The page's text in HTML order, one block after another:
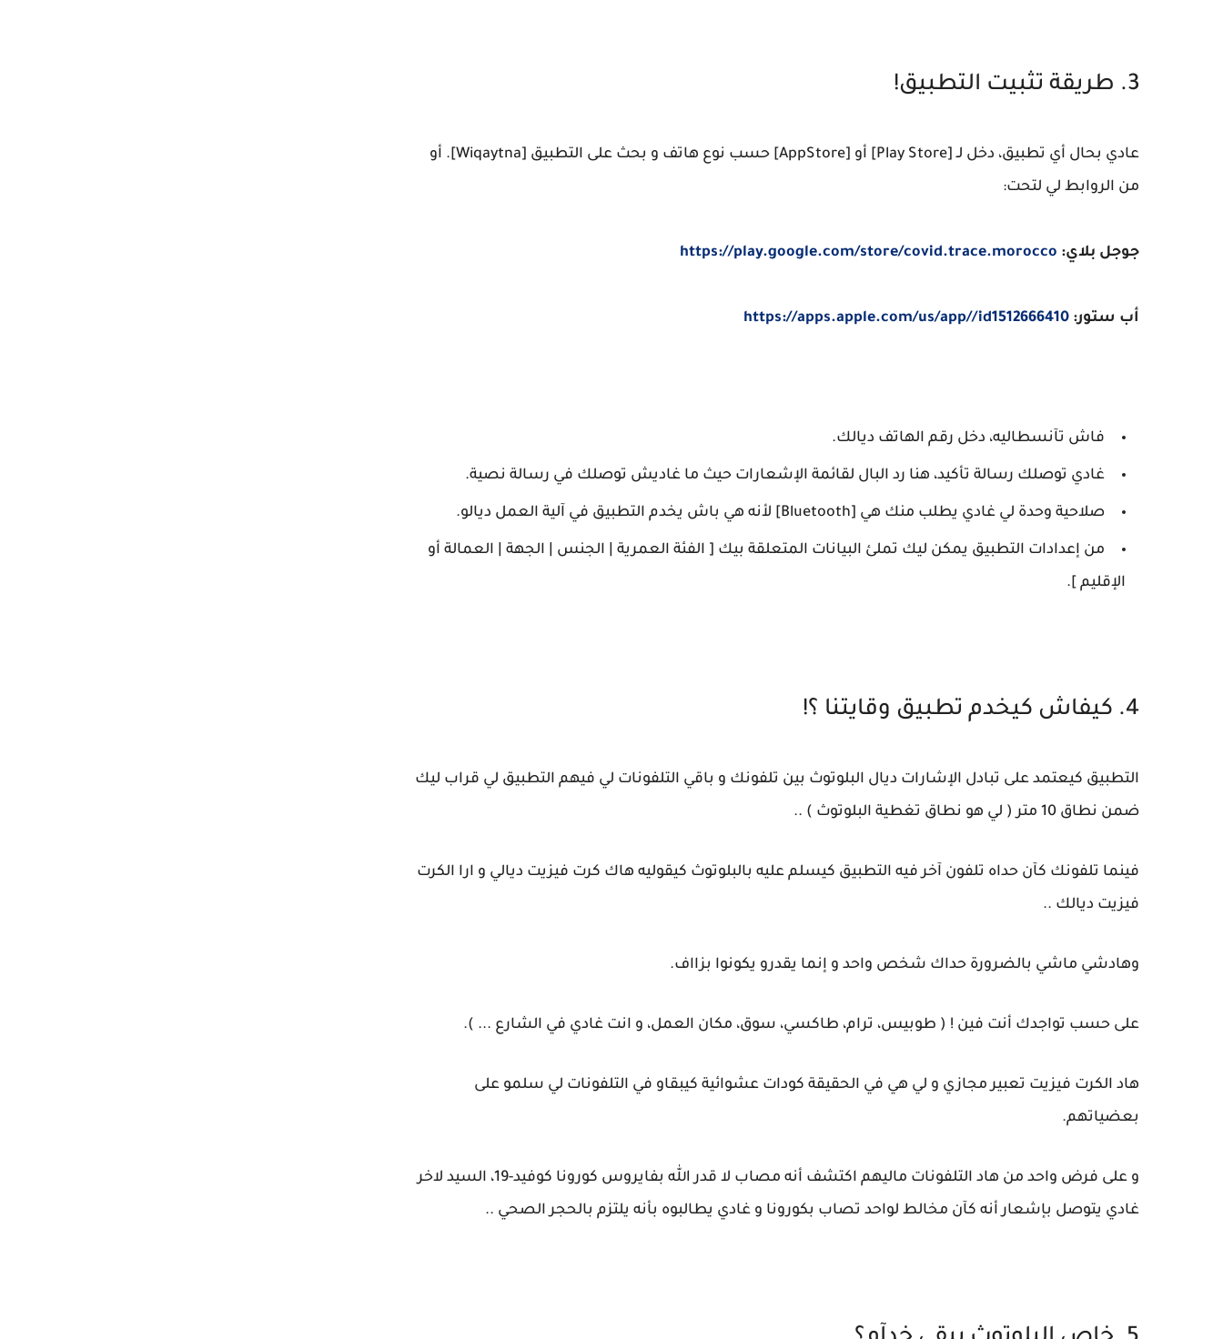
3. طريقة تثبيت التطبيق!
عادي بحال أي تطبيق، دخل لـ [Play Store] أو [AppStore] حسب نوع هاتف و بحث على التطبيق [Wiqaytna]. أو
من الروابط لي لتحت:
جوجل بلاي: https://play.google.com/store/covid.trace.morocco
أب ستور: https://apps.apple.com/us/app//id1512666410
فاش تآنسطاليه، دخل رقم الهاتف ديالك.
غادي توصلك رسالة تأكيد، هنا رد البال لقائمة الإشعارات حيث ما غاديش توصلك في رسالة نصية.
صلاحية وحدة لي غادي يطلب منك هي [Bluetooth] لأنه هي باش يخدم التطبيق في آلية العمل ديالو.
من إعدادات التطبيق يمكن ليك تملئ البيانات المتعلقة بيك [ الفئة العمرية | الجنس | الجهة | العمالة أو
الإقليم ].
4. كيفاش كيخدم تطبيق وقايتنا ؟!
التطبيق كيعتمد على تبادل الإشارات ديال البلوتوث بين تلفونك و باقي التلفونات لي فيهم التطبيق لي قراب ليك
ضمن نطاق 10 متر ( لي هو نطاق تغطية البلوتوث ) ..
فينما تلفونك كآن حداه تلفون آخر فيه التطبيق كيسلم عليه بالبلوتوث كيقوليه هاك كرت فيزيت ديالي و ارا الكرت
فيزيت ديالك ..
وهادشي ماشي بالضرورة حداك شخص واحد و إنما يقدرو يكونوا بزااف.
على حسب تواجدك أنت فين ! ( طوبيس، ترام، طاكسي، سوق، مكان العمل، و انت غادي في الشارع ... ).
هاد الكرت فيزيت تعبير مجازي و لي هي في الحقيقة كودات عشوائية كيبقاو في التلفونات لي سلمو على
بعضياتهم.
و على فرض واحد من هاد التلفونات ماليهم اكتشف أنه مصاب لا قدر الله بفايروس كورونا كوفيد-19، السيد لاخر
غادي يتوصل بإشعار أنه كآن مخالط لواحد تصاب بكورونا و غادي يطالبوه بأنه يلتزم بالحجر الصحي ..